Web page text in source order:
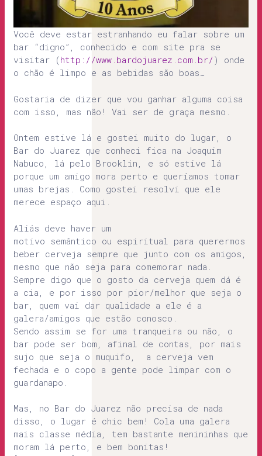
Você deve estar estranhando eu falar sobre um
bar “digno”, conhecido e com site pra se
visitar (http://www.bardojuarez.com.br/) onde
o chão é limpo e as bebidas são boas…
Gostaria de dizer que vou ganhar alguma coisa
com isso, mas não! Vai ser de graça mesmo.
Ontem estive lá e gostei muito do lugar, o
Bar do Juarez que conheci fica na Joaquim
Nabuco, lá pelo Brooklin, e só estive lá
porque um amigo mora perto e queríamos tomar
umas brejas. Como gostei resolvi que ele
merece espaço aqui.
Aliás deve haver um
motivo semântico ou espiritual para querermos
beber cerveja sempre que junto com os amigos,
mesmo que não seja para comemorar nada.
Sempre digo que o gosto da cerveja quem dá é
a cia, e por isso por pior/melhor que seja o
bar, quem vai dar qualidade a ele é a
galera/amigos que estão conosco.
Sendo assim se for uma tranqueira ou não, o
bar pode ser bom, afinal de contas, por mais
sujo que seja o muquifo, a cerveja vem
fechada e o copo a gente pode limpar com o
guardanapo.
Mas, no Bar do Juarez não precisa de nada
disso, o lugar é chic bem! Cola uma galera
mais classe média, tem bastante menininhas que
moram lá perto, e bem bonitas!